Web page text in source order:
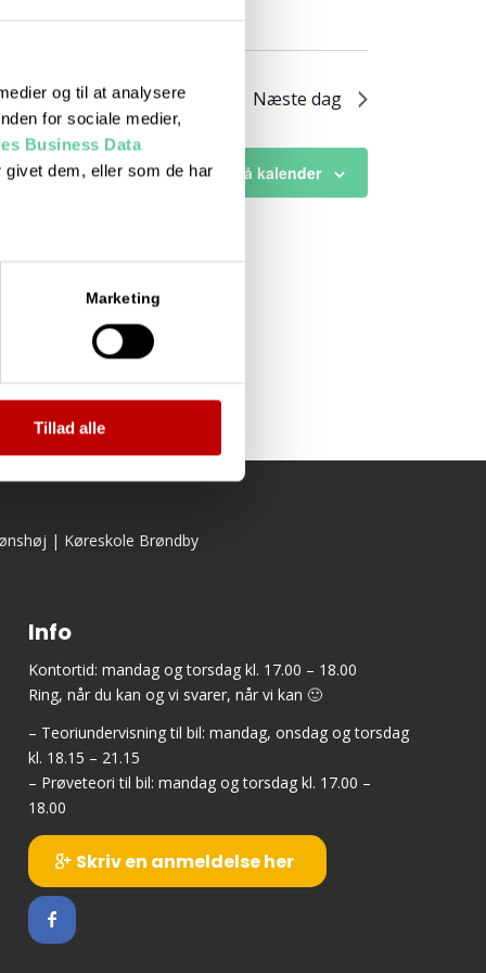
og til at analysere
for sociale medier,
Business Data
dem, eller som de har
Marketing
Tillad alle
Næste dag
Abonner på kalender
| Køreskole Brøndby
Info
Kontortid: mandag og torsdag kl. 17.00 – 18.00
Ring, når du kan og vi svarer, når vi kan 🙂
– Teoriundervisning til bil: mandag, onsdag og torsdag
kl. 18.15 – 21.15
– Prøveteori til bil: mandag og torsdag kl. 17.00 –
18.00
Skriv en anmeldelse her